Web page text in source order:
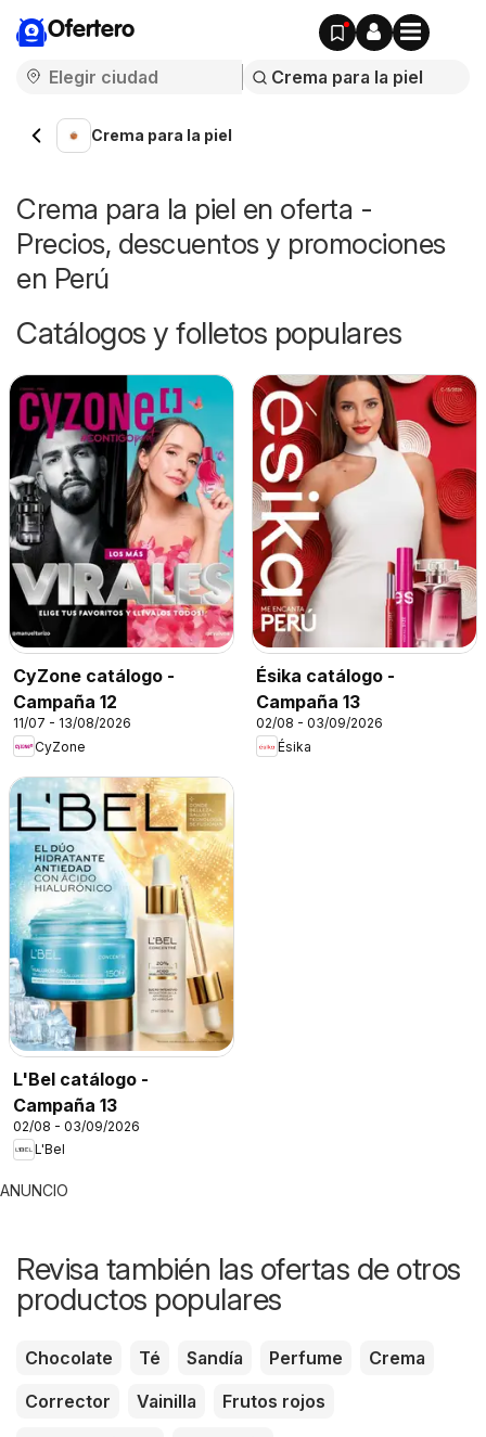
Ofertero
Crema para la piel
Crema para la piel en oferta -
Precios, descuentos y promociones
en Perú
Catálogos y folletos populares
CyZone catálogo -
Campaña 12
11/07 - 13/08/2026
CyZone
Ésika catálogo -
Campaña 13
02/08 - 03/09/2026
Ésika
L'Bel catálogo -
Campaña 13
02/08 - 03/09/2026
L'Bel
ANUNCIO
Revisa también las ofertas de otros
productos populares
Chocolate Té Sandía Perfume
Crema
Corrector
Vainilla
Frutos rojos